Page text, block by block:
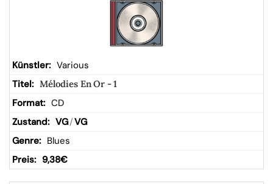
kor
b
Various
Mélodies En Or - 1
CD
VG/VG
Blues
9,38€